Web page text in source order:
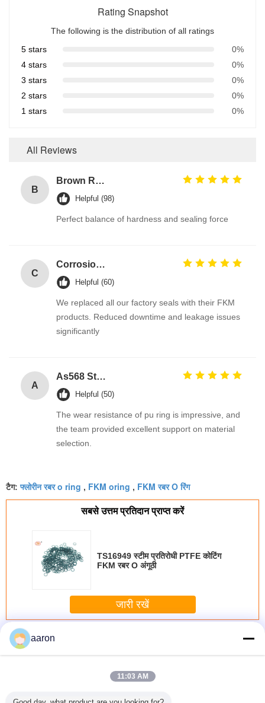
Rating Snapshot
The following is the distribution of all ratings
5 stars
0%
4 stars
0%
3 stars
0%
2 stars
0%
1 stars
0%
All Reviews
B
Brown Reddish FPM 90A High Pressure Resistance FKM O Ring Hydraulic Seals Manufacturer
Helpful (98)
Perfect balance of hardness and sealing force
C
Corrosion Resistant Fkm O Ring
Helpful (60)
We replaced all our factory seals with their FKM
products. Reduced downtime and leakage issues
significantly
A
As568 Standard PU Polyurethane O Ring
Helpful (50)
The wear resistance of pu ring is impressive, and
the team provided excellent support on material
selection.
टैग:फ्लोरीन रबर o ring , FKM oring , FKM रबर O रिंग
सबसे उत्तम प्रतिदान प्राप्त करें
TS16949 स्टीम प्रतिरोधी PTFE कोटिंग
FKM रबर O अंगूठी
जारी रखें
अधिकविटन ओ रिंग्स
aaron
11:03 AM